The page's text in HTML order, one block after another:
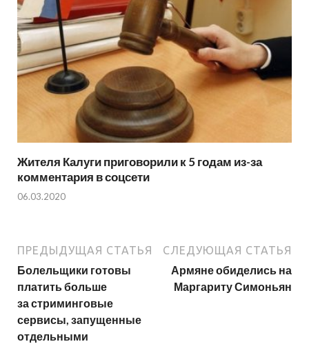
Жителя Калуги приговорили к 5 годам из-за
комментария в соцсети
06.03.2020
ПРЕДЫДУЩАЯ СТАТЬЯ
Болельщики готовы
платить больше
за стриминговые
сервисы, запущенные
отдельными
СЛЕДУЮЩАЯ СТАТЬЯ
Армяне обиделись на
Маргариту Симоньян